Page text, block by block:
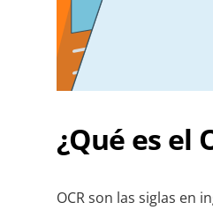
¿Qué es el
OCR son las siglas en